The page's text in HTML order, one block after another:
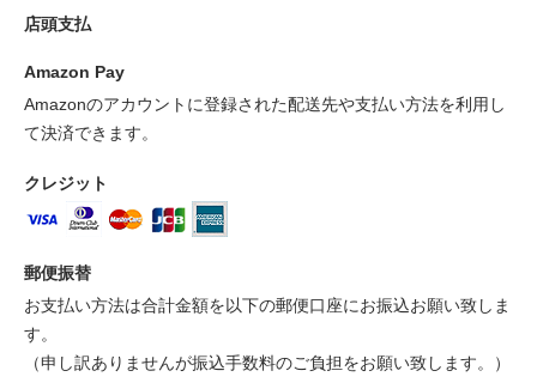
店頭支払
Amazon Pay
Amazonのアカウントに登録された配送先や支払い方法を利用し
て決済できます。
クレジット
郵便振替
お支払い方法は合計金額を以下の郵便口座にお振込お願い致しま
す。
（申し訳ありませんが振込手数料のご負担をお願い致します。）